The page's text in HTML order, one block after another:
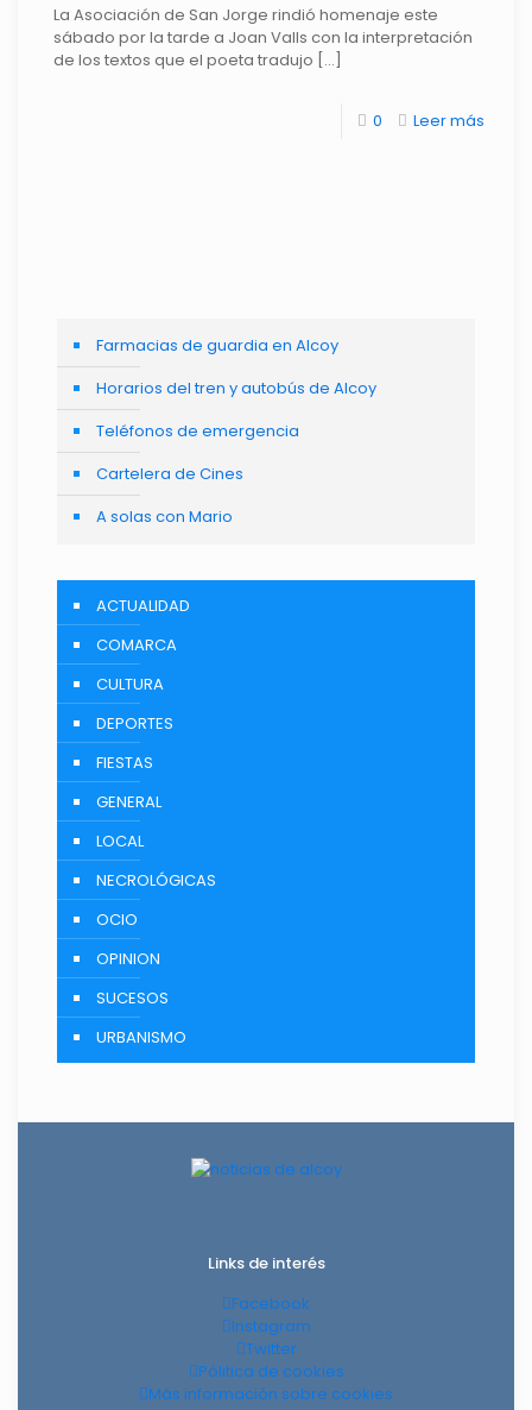
La Asociación de San Jorge rindió homenaje este
sábado por la tarde a Joan Valls con la interpretación
de los textos que el poeta tradujo […]
0 Leer más
Farmacias de guardia en Alcoy
Horarios del tren y autobús de Alcoy
Teléfonos de emergencia
Cartelera de Cines
A solas con Mario
ACTUALIDAD
COMARCA
CULTURA
DEPORTES
FIESTAS
GENERAL
LOCAL
NECROLÓGICAS
OCIO
OPINION
SUCESOS
URBANISMO
Links de interés
Facebook
Instagram
Twitter
Pólitica de cookies
Más información sobre cookies